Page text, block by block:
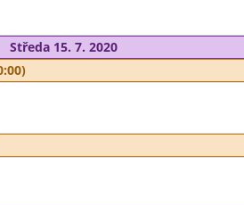
Středa 15. 7. 2020